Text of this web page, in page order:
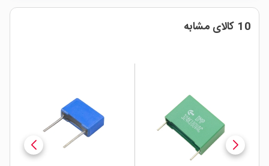
10 کالای مشابه